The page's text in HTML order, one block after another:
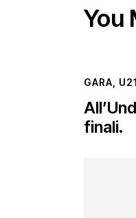
You
GARA
finali.